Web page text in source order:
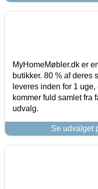
MyHomeMøbler.dk er
butikker. 80 % af deres
leveres inden for 1
kommer fuld samlet fra
udvalg.
Se udvalget